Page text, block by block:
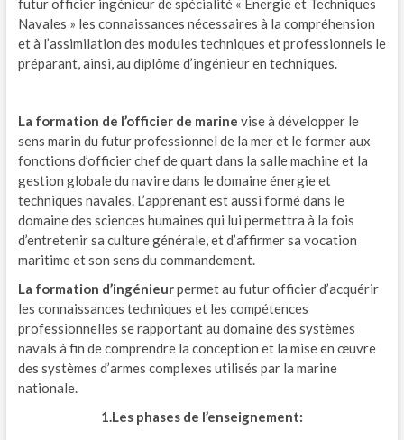
futur officier ingénieur de spécialité « Énergie et Techniques
Navales » les connaissances nécessaires à la compréhension
et à l’assimilation des modules techniques et professionnels le
préparant, ainsi, au diplôme d’ingénieur en techniques.
La formation de l’officier de marine vise à développer le
sens marin du futur professionnel de la mer et le former aux
fonctions d’officier chef de quart dans la salle machine et la
gestion globale du navire dans le domaine énergie et
techniques navales. L’apprenant est aussi formé dans le
domaine des sciences humaines qui lui permettra à la fois
d’entretenir sa culture générale, et d’affirmer sa vocation
maritime et son sens du commandement.
La formation d’ingénieurpermet au futur officier d’acquérir
les connaissances techniques et les compétences
professionnelles se rapportant au domaine des systèmes
navals à fin de comprendre la conception et la mise en œuvre
des systèmes d’armes complexes utilisés par la marine
nationale.
1.Les phases de l’enseignement: